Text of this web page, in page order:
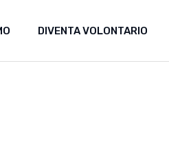
DIVENTA VOLONTARIO